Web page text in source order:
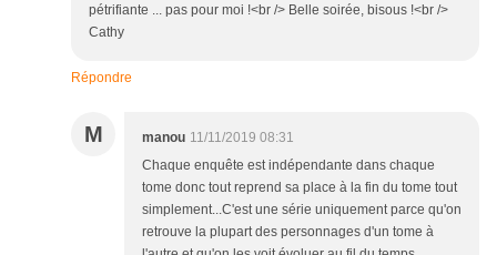
pétrifiante ... pas pour moi !<br /> Belle soirée, bisous !<br />
Cathy
Répondre
M manou 11/11/2019 08:31
Chaque enquête est indépendante dans chaque
tome donc tout reprend sa place à la fin du tome tout
simplement...C'est une série uniquement parce qu'on
retrouve la plupart des personnages d'un tome à